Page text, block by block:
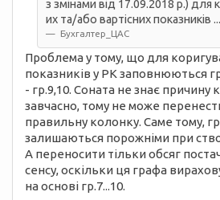
з змінами від 17.09.2018 р.) для
их та/або вартісних показників ...
Бухгалтер_ЦАС
Проблема у тому, що для
показників у РК заповнюються
- гр.9,10. Соната не знає причину
завчасно, тому не може перенести
правильну колонку. Саме тому,
залишаються порожніми при
А переносити тільки обсяг
сенсу, оскільки ця графа
на основі гр.7...10.